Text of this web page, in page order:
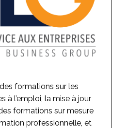
formations sur les
à l’emploi, la mise à jour
formations sur mesure
professionnelle, et